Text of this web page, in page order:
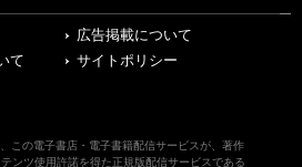
広告掲載について
て
サイトポリシー
この電子書店・電子書籍配信サービスが、著作
ンツ使用許諾を得た正規版配信サービスである